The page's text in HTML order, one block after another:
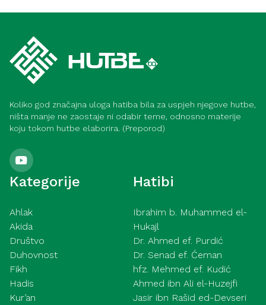
Koliko god značajna uloga hatiba bila za uspjeh njegove hutbe,
ništa manje ne zaostaje ni odabir teme, odnosno materije
koju tokom hutbe elaborira. (Preporod)
Kategorije
Ahlak
Akida
Društvo
Duhovnost
Fikh
Hadis
Kur’an
Hatibi
Ibrahim b. Muhammed el-
Hukajl
Dr. Ahmed ef. Purdić
Dr. Senad ef. Ćeman
hfz. Mehmed ef. Kudić
Ahmed ibn Ali el-Huzejfi
Jasir ibn Rašid ed-Devseri